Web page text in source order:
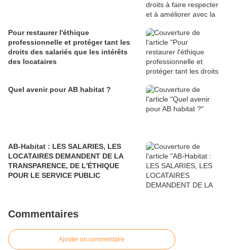
Pour restaurer l'éthique
professionnelle et protéger tant les
droits des salariés que les intérêts
des locataires
Quel avenir pour AB habitat ?
AB-Habitat : LES SALARIES, LES
LOCATAIRES DEMANDENT DE LA
TRANSPARENCE, DE L'ÉTHIQUE
POUR LE SERVICE PUBLIC
Commentaires
Ajouter un commentaire